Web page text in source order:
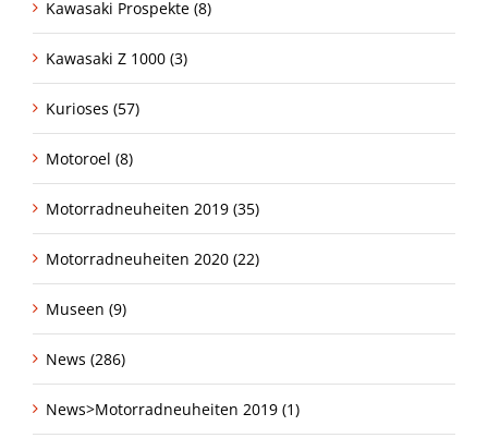
Kawasaki Prospekte (8)
Kawasaki Z 1000 (3)
Kurioses (57)
Motoroel (8)
Motorradneuheiten 2019 (35)
Motorradneuheiten 2020 (22)
Museen (9)
News (286)
News>Motorradneuheiten 2019 (1)